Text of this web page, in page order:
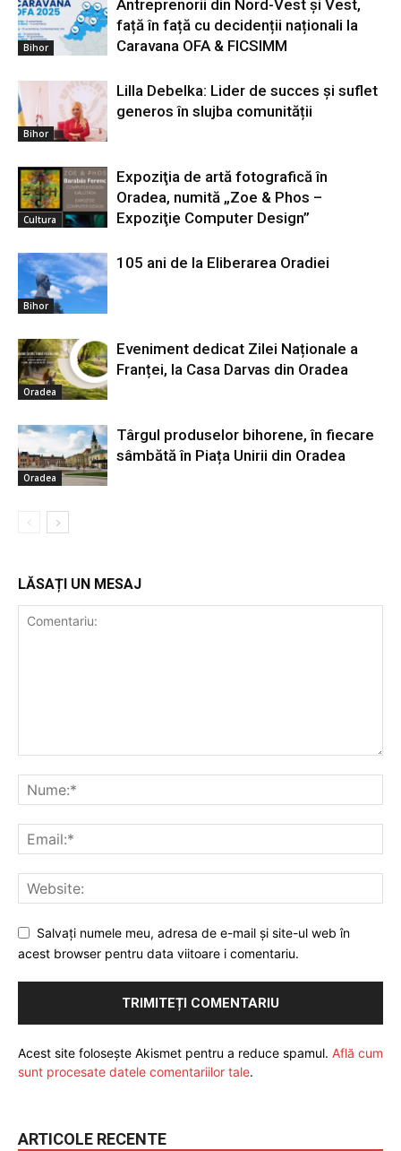
Bihor
Antreprenorii din Nord-Vest și Vest,
față în față cu decidenții naționali la
Caravana OFA & FICSIMM
Bihor
Lilla Debelka: Lider de succes și suflet
generos în slujba comunității
Cultura
Expoziţia de artă fotografică în
Oradea, numită „Zoe & Phos –
Expoziţie Computer Design”
Bihor
105 ani de la Eliberarea Oradiei
Oradea
Eveniment dedicat Zilei Naționale a
Franței, la Casa Darvas din Oradea
Oradea
Târgul produselor bihorene, în fiecare
sâmbătă în Piața Unirii din Oradea
LĂSAȚI UN MESAJ
Salvați numele meu, adresa de e-mail și site-ul web în
acest browser pentru data viitoare i comentariu.
Acest site folosește Akismet pentru a reduce spamul. Află cum
sunt procesate datele comentariilor tale.
ARTICOLE RECENTE